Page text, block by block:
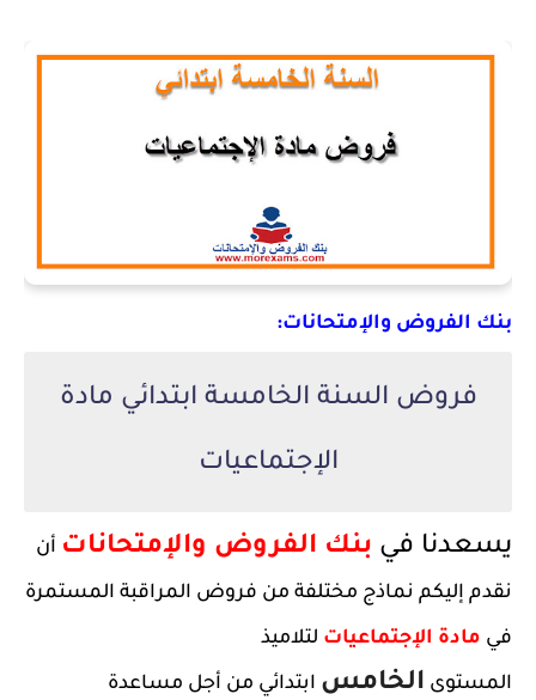
بنك الفروض والإمتحانات:
فروض السنة الخامسة ابتدائي مادة
الإجتماعيات
يسعدنا في بنك الفروض والإمتحانات أن
نقدم إليكم نماذج مختلفة من فروض المراقبة المستمرة
في مادة الإجتماعيات لتلاميذ
المستوى الخامس ابتدائي من أجل مساعدة